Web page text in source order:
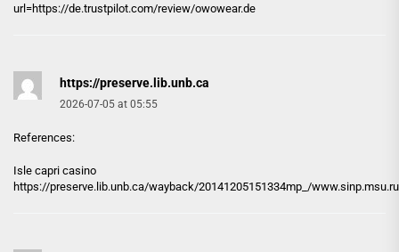
url=https://de.trustpilot.com/review/owowear.de
https://preserve.lib.unb.ca
2026-07-05 at 05:55
References:
Isle capri casino
https://preserve.lib.unb.ca/wayback/20141205151334mp_/